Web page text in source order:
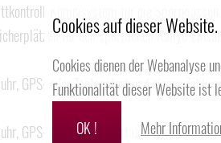
Cookies auf dieser Website.
Cookies dienen der Webanalyse
Funktionalität dieser Website ist
OK !
Mehr
Kombisystem für die
für den sportlichen Rallye-
GPS- oder Tastenstart und einem
GPS- oder Tastenstart und zwei